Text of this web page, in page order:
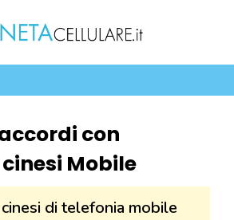
con
Mobile
di telefonia mobile